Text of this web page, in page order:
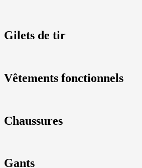
Gilets de tir
Vêtements fonctionnels
Chaussures
Gants